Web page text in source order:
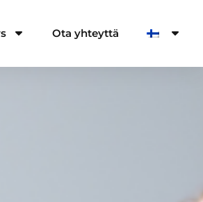
Ota yhteyttä